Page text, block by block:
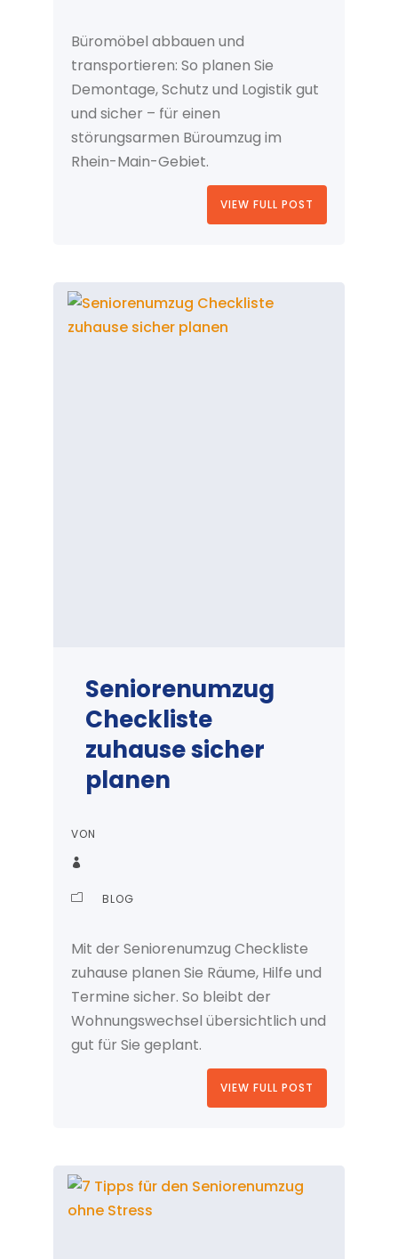
Büromöbel abbauen und
transportieren: So planen Sie
Demontage, Schutz und Logistik gut
und sicher – für einen
störungsarmen Büroumzug im
Rhein-Main-Gebiet.
VIEW FULL POST
Seniorenumzug
Checkliste
zuhause sicher
planen
VON
BLOG
Mit der Seniorenumzug Checkliste
zuhause planen Sie Räume, Hilfe und
Termine sicher. So bleibt der
Wohnungswechsel übersichtlich und
gut für Sie geplant.
VIEW FULL POST